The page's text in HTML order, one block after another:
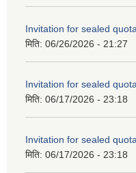
Invitation for sealed
मिति: 06/26/2026 - 21:27
Invitation for sealed
मिति: 06/17/2026 - 23:18
Invitation for sealed
मिति: 06/17/2026 - 23:18